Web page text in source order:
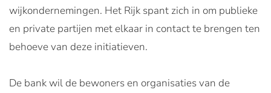
wijkondernemingen. Het Rijk spant zich in om publieke
en private partijen met elkaar in contact te brengen ten
behoeve van deze initiatieven.
De bank wil de bewoners en organisaties van de